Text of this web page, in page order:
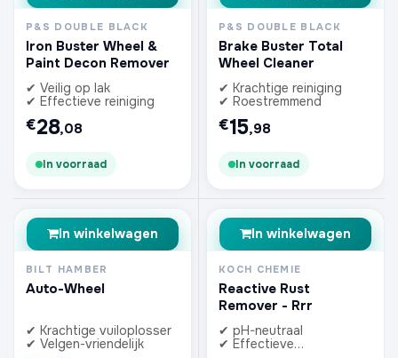
P&S DOUBLE BLACK
Iron Buster Wheel &
Paint Decon Remover
✔ Veilig op lak
✔ Effectieve reiniging
€28,08
In voorraad
P&S DOUBLE BLACK
Brake Buster Total
Wheel Cleaner
✔ Krachtige reiniging
✔ Roestremmend
€15,98
In voorraad
In winkelwagen
BILT HAMBER
Auto-Wheel
✔ Krachtige vuiloplosser
✔ Velgen-vriendelijk
In winkelwagen
KOCH CHEMIE
Reactive Rust
Remover - Rrr
✔ pH-neutraal
✔ Effectieve